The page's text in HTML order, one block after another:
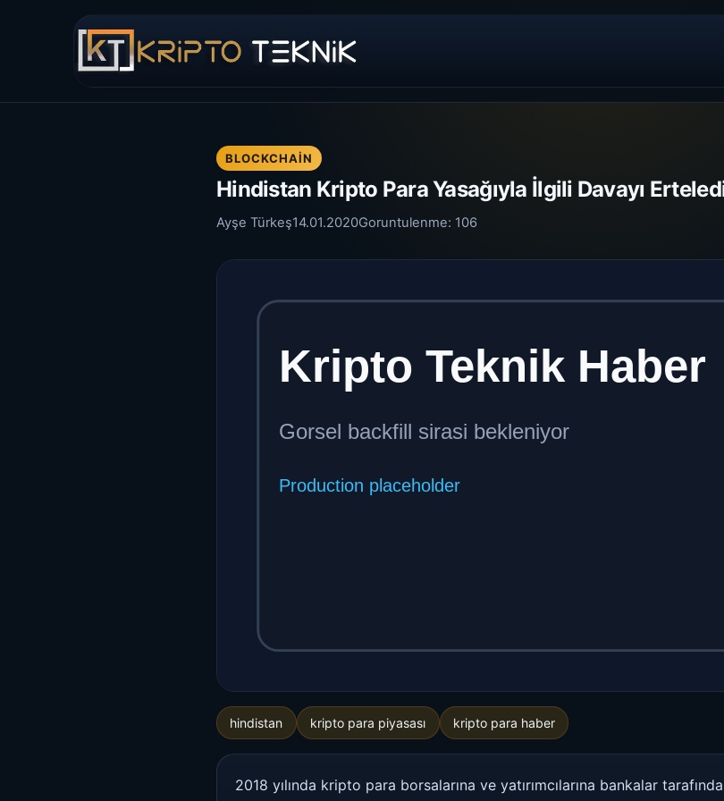
BLOCKCHAIN
Hindistan Kripto Para Yasağıyla İlgili Davayı
Ayşe Türkeş14.01.2020Goruntulenme: 106
hindistan kripto para piyasası kripto para haber
2018 yılında kripto para borsalarına ve yatırımcılarına bankalar